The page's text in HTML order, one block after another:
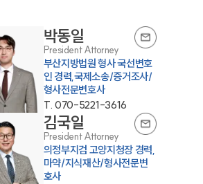
박동일
President Attorney
부산지방법원 형사 국선변호
인 경력,국제소송/증거조사/
형사전문변호사
T. 070-5221-3616
김국일
President Attorney
의정부지검 고양지청장 경력,
마약/지식재산/형사전문변
호사